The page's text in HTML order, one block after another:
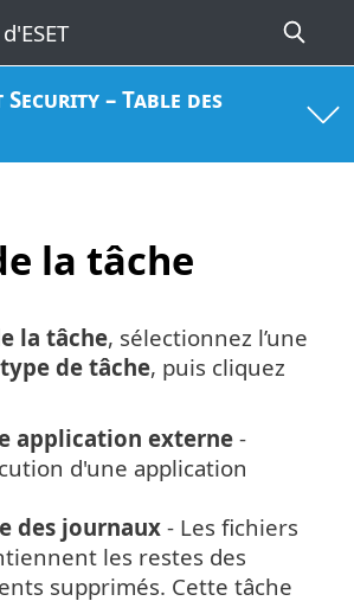
Security – Table des
la tâche
la tâche, sélectionnez l’une
type de tâche, puis cliquez
application externe -
d'une application
des journaux - Les fichiers
les restes des
supprimés. Cette tâche